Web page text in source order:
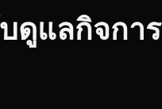
ดูแลกิจกา